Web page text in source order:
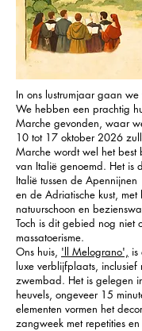
In ons lustrumjaar gaan
We hebben een prachtig
Marche gevonden, waar
10 tot 17 oktober 2026
Marche wordt wel het best
van Italië genoemd. Het is
Italië tussen de Apennijnen
en de Adriatische kust, met
natuurschoon en
Toch is dit gebied nog niet
massatoerisme.
Ons huis, 'll Melograno', is
luxe verblijfplaats, inclusief
zwembad. Het is gelegen
heuvels, ongeveer 15
elementen vormen het
zangweek met repetities en